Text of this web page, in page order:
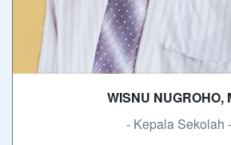
WISNU NUGROHO,
- Kepala Sekolah -